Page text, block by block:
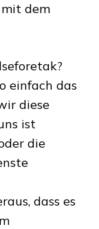
dem
einfach das
diese
ist
die
dass es